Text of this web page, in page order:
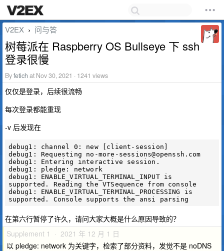
V2EX › 问与答
树莓派在 Raspberry OS Bullseye 下 ssh
登录很慢
Byfetich at Nov 30, 2021 · 1241 views
仅仅是登录，后续很流畅
每次登录都能重现
-v 后发现在
debug1: channel 0: new [client-session]
debug1: Requesting no-more-sessions@openssh.com
debug1: Entering interactive session.
debug1: pledge: network
debug1: ENABLE_VIRTUAL_TERMINAL_INPUT is
supported. Reading the VTSequence from console
debug1: ENABLE_VIRTUAL_TERMINAL_PROCESSING is
在第六行暂停了许久，请问大家大概是什么原因导致的？
Supplement 1 · 2021 年 12 月 1 日
以 pledge: network 为关键字，检索了部分资料，发觉不是 noDNS